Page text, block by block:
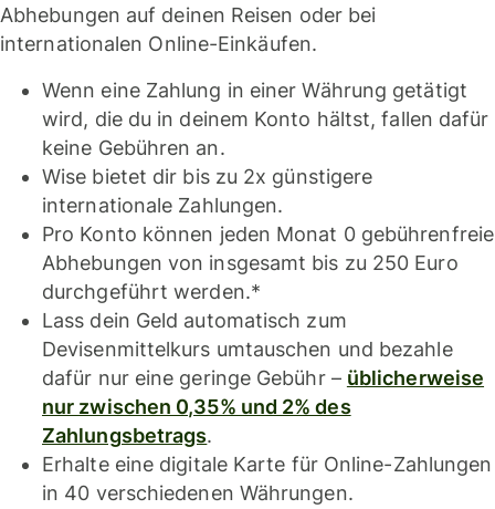
Abhebungen auf deinen Reisen oder bei
internationalen Online-Einkäufen.
Wenn eine Zahlung in einer Währung getätigt
wird, die du in deinem Konto hältst, fallen dafür
keine Gebühren an.
Wise bietet dir bis zu 2x günstigere
internationale Zahlungen.
Pro Konto können jeden Monat 0 gebührenfreie
Abhebungen von insgesamt bis zu 250 Euro
durchgeführt werden.*
Lass dein Geld automatisch zum
Devisenmittelkurs umtauschen und bezahle
dafür nur eine geringe Gebühr – üblicherweise
nur zwischen 0,35% und 2% des
Zahlungsbetrags.
Erhalte eine digitale Karte für Online-Zahlungen
in 40 verschiedenen Währungen.